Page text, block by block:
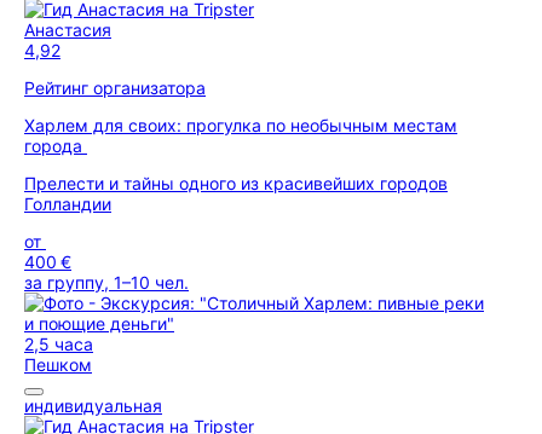
Анастасия
4,92
Рейтинг организатора
Харлем для своих: прогулка по необычным местам
города
Прелести и тайны одного из красивейших городов
Голландии
от
400 €
за группу, 1–10 чел.
2,5 часа
Пешком
индивидуальная